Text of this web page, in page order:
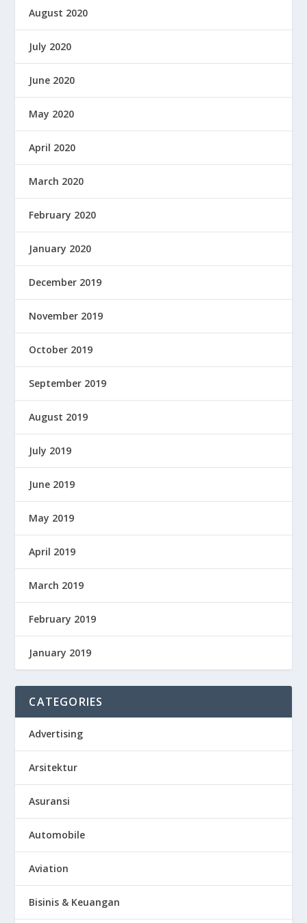
August 2020
July 2020
June 2020
May 2020
April 2020
March 2020
February 2020
January 2020
December 2019
November 2019
October 2019
September 2019
August 2019
July 2019
June 2019
May 2019
April 2019
March 2019
February 2019
January 2019
CATEGORIES
Advertising
Arsitektur
Asuransi
Automobile
Aviation
Bisinis & Keuangan